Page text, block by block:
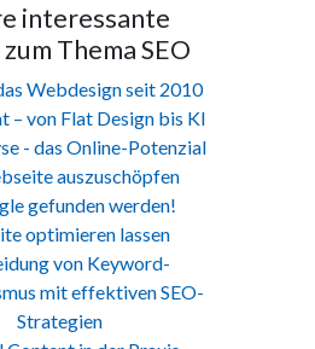
interessante
Thema SEO
Webdesign seit 2010
– von Flat Design bis KI
- das Online-Potenzial
auszuschöpfen
gefunden werden!
optimieren lassen
von Keyword-
mit effektiven SEO-
Strategien